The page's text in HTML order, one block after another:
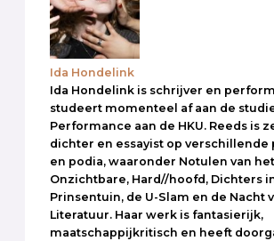
Ida Hondelink
Ida Hondelink is schrijver en
studeert momenteel af aan de
Performance aan de HKU. Reeds is
dichter en essayist op verschillende
en podia, waaronder Notulen van het
Onzichtbare, Hard//hoofd, Dichters
Prinsentuin, de U-Slam en de Nacht
Literatuur. Haar werk is fantasierijk,
maatschappijkritisch en heeft